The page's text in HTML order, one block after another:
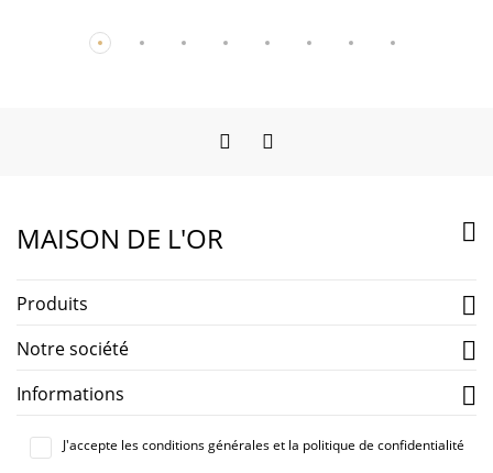
FacebookInstagram
MAISON DE L'OR 
Produits 
Notre société 
Informations 
J'accepte les conditions générales et la politique de confidentialité